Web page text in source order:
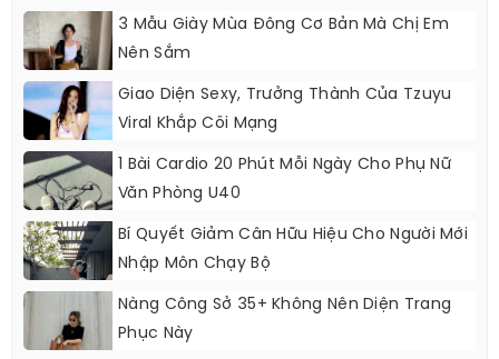
3 Mẫu Giày Mùa Đông Cơ Bản Mà Chị Em
Nên Sắm
Giao Diện Sexy, Trưởng Thành Của Tzuyu
Viral Khắp Cõi Mạng
1 Bài Cardio 20 Phút Mỗi Ngày Cho Phụ Nữ
Văn Phòng U40
Bí Quyết Giảm Cân Hữu Hiệu Cho Người Mới
Nhập Môn Chạy Bộ
Nàng Công Sở 35+ Không Nên Diện Trang
Phục Này